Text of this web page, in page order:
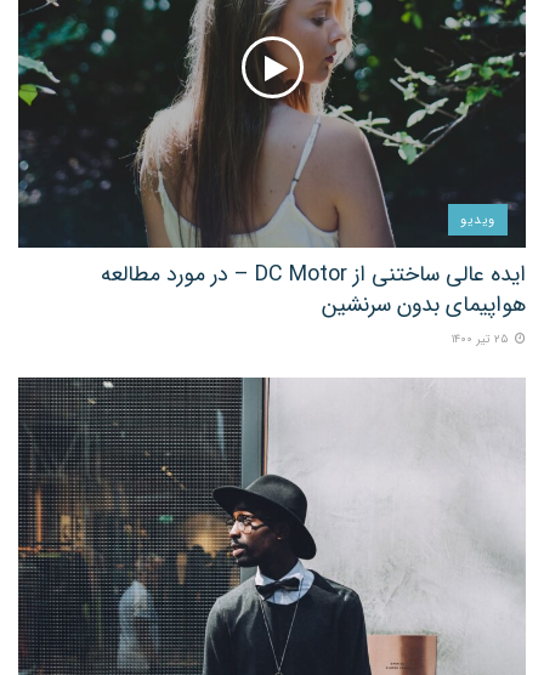
ویدیو
ایده عالی ساختنی از DC Motor – در مورد مطالعه
هواپیمای بدون سرنشین